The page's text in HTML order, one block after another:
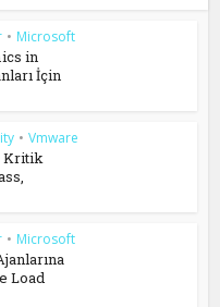
• Microsoft
in
İçin
• Vmware
Kritik
• Microsoft
Load